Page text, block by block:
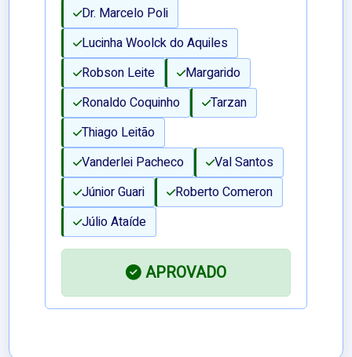
Dr. Marcelo Poli
Lucinha Woolck do Aquiles
Robson Leite
Margarido
Ronaldo Coquinho
Tarzan
Thiago Leitão
Vanderlei Pacheco
Val Santos
Júnior Guari
Roberto Comeron
Júlio Ataíde
APROVADO